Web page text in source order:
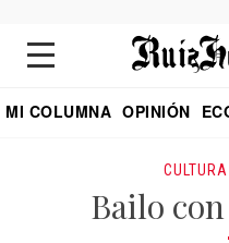
MI COLUMNA OPINIÓN
Bailo